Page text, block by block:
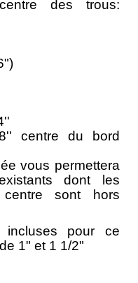
des trous:
centre du bord
vous permettera
dont les
sont hors
pour ce
1" et 1 1/2"